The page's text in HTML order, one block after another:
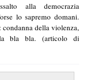
alla democrazia
lo sapremo domani.
della violenza,
bla bla. (articolo di